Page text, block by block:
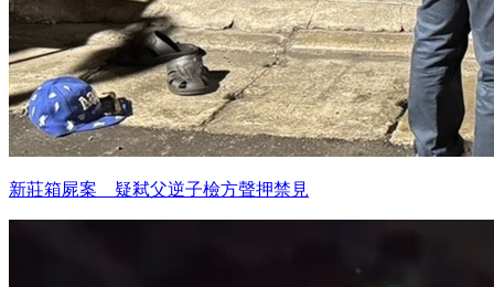
新莊箱屍案 疑弒父逆子檢方聲押禁見